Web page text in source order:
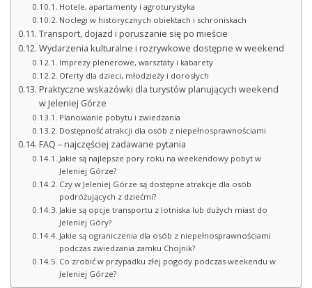
Hotele, apartamenty i agroturystyka
Noclegi w historycznych obiektach i schroniskach
Transport, dojazd i poruszanie się po mieście
Wydarzenia kulturalne i rozrywkowe dostępne w weekend
Imprezy plenerowe, warsztaty i kabarety
Oferty dla dzieci, młodzieży i dorosłych
Praktyczne wskazówki dla turystów planujących weekend
w Jeleniej Górze
Planowanie pobytu i zwiedzania
Dostępność atrakcji dla osób z niepełnosprawnościami
FAQ – najczęściej zadawane pytania
Jakie są najlepsze pory roku na weekendowy pobyt w
Jeleniej Górze?
Czy w Jeleniej Górze są dostępne atrakcje dla osób
podróżujących z dziećmi?
Jakie są opcje transportu z lotniska lub dużych miast do
Jeleniej Góry?
Jakie są ograniczenia dla osób z niepełnosprawnościami
podczas zwiedzania zamku Chojnik?
Co zrobić w przypadku złej pogody podczas weekendu w
Jeleniej Górze?